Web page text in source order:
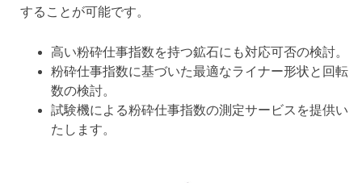
することが可能です。
高い粉砕仕事指数を持つ鉱石にも対応可否の検討。
粉砕仕事指数に基づいた最適なライナー形状と回転
数の検討。
試験機による粉砕仕事指数の測定サービスを提供い
たします。